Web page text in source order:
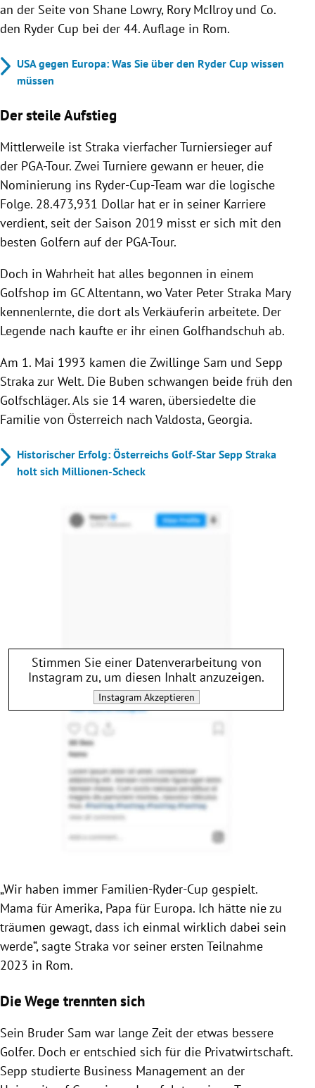
an der Seite von Shane Lowry, Rory McIlroy und Co.
den Ryder Cup bei der 44. Auflage in Rom.
USA gegen Europa: Was Sie über den Ryder Cup wissen
müssen
Der steile Aufstieg
Mittlerweile ist Straka vierfacher Turniersieger auf
der PGA-Tour. Zwei Turniere gewann er heuer, die
Nominierung ins Ryder-Cup-Team war die logische
Folge. 28.473,931 Dollar hat er in seiner Karriere
verdient, seit der Saison 2019 misst er sich mit den
besten Golfern auf der PGA-Tour.
Doch in Wahrheit hat alles begonnen in einem
Golfshop im GC Altentann, wo Vater Peter Straka Mary
kennenlernte, die dort als Verkäuferin arbeitete. Der
Legende nach kaufte er ihr einen Golfhandschuh ab.
Am 1. Mai 1993 kamen die Zwillinge Sam und Sepp
Straka zur Welt. Die Buben schwangen beide früh den
Golfschläger. Als sie 14 waren, übersiedelte die
Familie von Österreich nach Valdosta, Georgia.
Historischer Erfolg: Österreichs Golf-Star Sepp Straka
holt sich Millionen-Scheck
Stimmen Sie einer Datenverarbeitung von
Instagram zu, um diesen Inhalt anzuzeigen.
InstagramAkzeptieren
„Wir haben immer Familien-Ryder-Cup gespielt.
Mama für Amerika, Papa für Europa. Ich hätte nie zu
träumen gewagt, dass ich einmal wirklich dabei sein
werde“, sagte Straka vor seiner ersten Teilnahme
2023 in Rom.
Die Wege trennten sich
Sein Bruder Sam war lange Zeit der etwas bessere
Golfer. Doch er entschied sich für die Privatwirtschaft.
Sepp studierte Business Management an der